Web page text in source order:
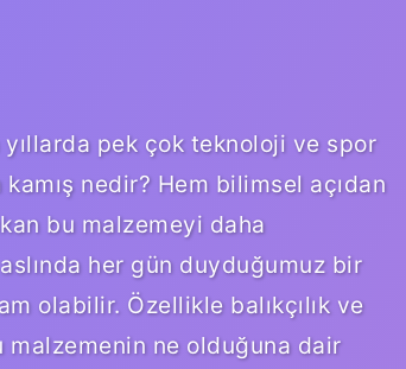
yıllarda pek çok teknoloji ve spor
nedir? Hem bilimsel açıdan
bu malzemeyi daha
her gün duyduğumuz bir
olabilir. Özellikle balıkçılık ve
malzemenin ne olduğuna dair